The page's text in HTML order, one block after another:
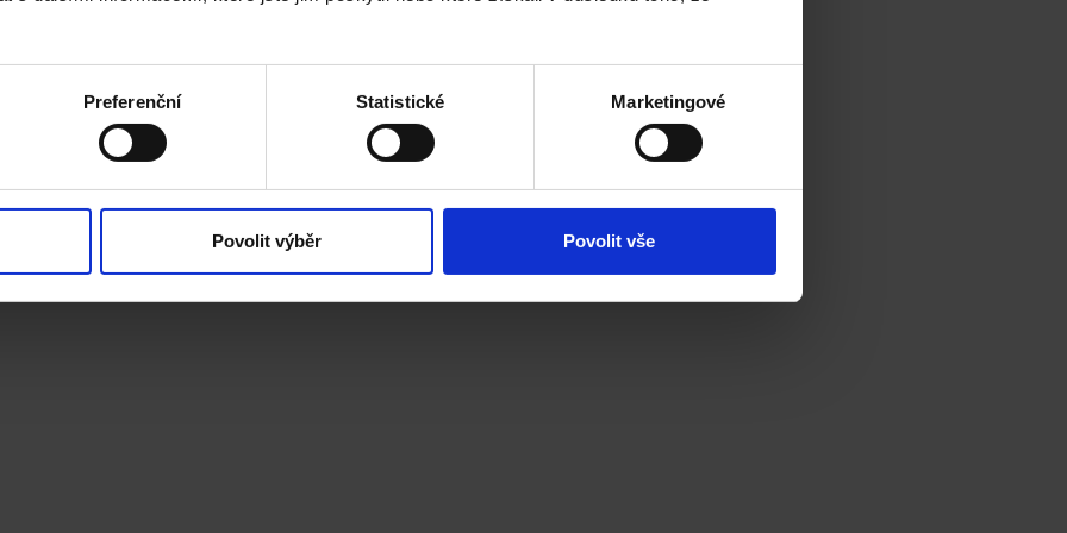
Preferenční Statistické Marketingové
Povolit výběr Povolit vše